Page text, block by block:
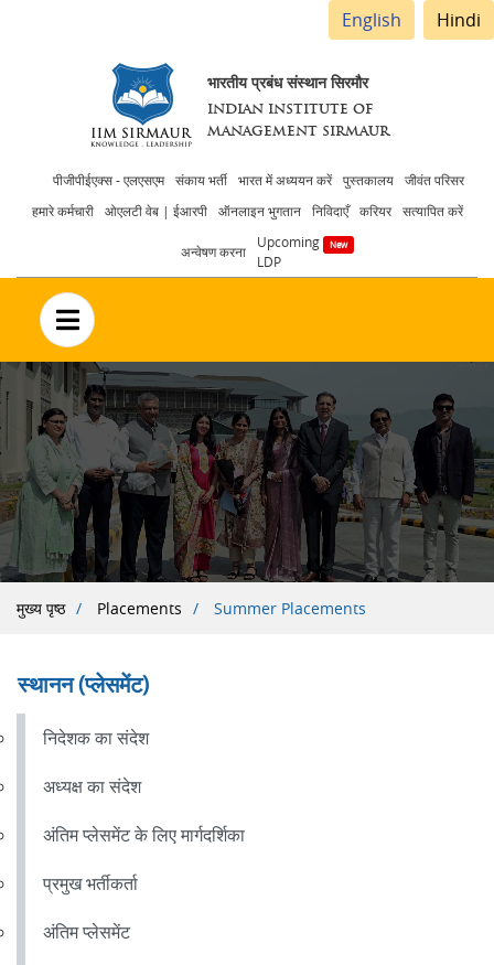
English Hindi
भारतीय प्रबंध संस्थान सिरमौर
INDIAN INSTITUTE OF
MANAGEMENT SIRMAUR
Header
menu
पीजीपीईएक्स - एलएसएम संकाय भर्ती भारत में अध्ययन करें पुस्तकालय
जीवंत परिसर
हमारे कर्मचारी
ओएलटी वेब | ईआरपी ऑनलाइन भुगतान निविदाएँ करियर सत्यापित करें
अन्वेषण करना
Upcoming
LDP
no text
पग
मुख्य पृष्ठ Placements Summer Placements
स्थानन (प्लेसमेंट)
निदेशक का संदेश
अध्यक्ष का संदेश
अंतिम प्लेसमेंट के लिए मार्गदर्शिका
प्रमुख भर्तीकर्ता
अंतिम प्लेसमेंट